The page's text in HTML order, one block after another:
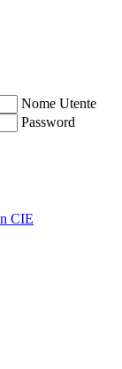
Nome Utente
Password
CIE